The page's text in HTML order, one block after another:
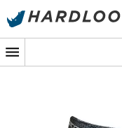
Letnie promocje